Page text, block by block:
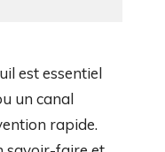
est essentiel
un canal
rapide.